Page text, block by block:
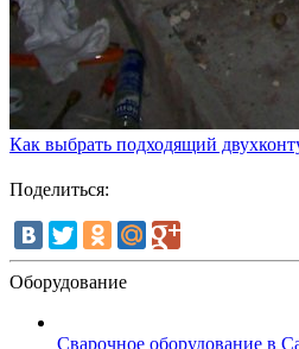
Как выбрать подходящий
Поделиться:
Оборудование
Сварочное оборудование в